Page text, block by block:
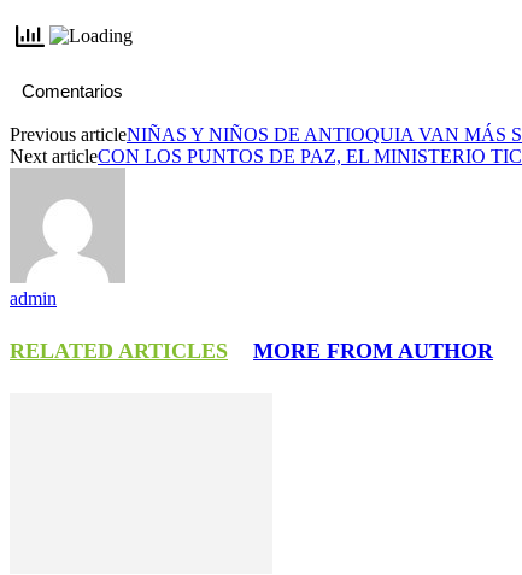
Comentarios
Previous articleNIÑAS Y NIÑOS DE ANTIOQUIA VAN MÁS
Next articleCON LOS PUNTOS DE PAZ, EL MINISTERIO
admin
RELATED ARTICLES MORE FROM AUTHOR